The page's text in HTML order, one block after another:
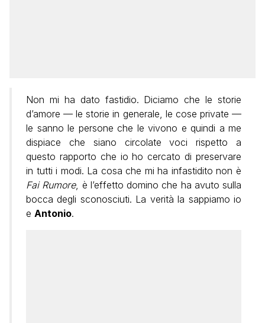
Non mi ha dato fastidio. Diciamo che le storie
d’amore — le storie in generale, le cose private —
le sanno le persone che le vivono e quindi a me
dispiace che siano circolate voci rispetto a
questo rapporto che io ho cercato di preservare
in tutti i modi. La cosa che mi ha infastidito non è
Fai Rumore, è l’effetto domino che ha avuto sulla
bocca degli sconosciuti. La verità la sappiamo io
e Antonio.